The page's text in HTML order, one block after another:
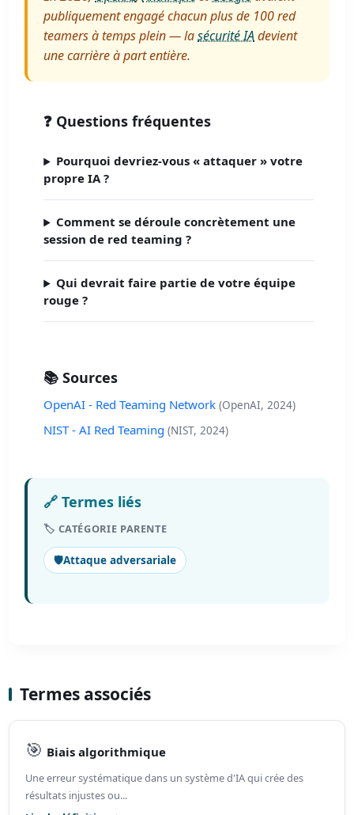
publiquement engagé chacun plus de 100 red
teamers à temps plein — lasécurité IAdevient
une carrière à part entière.
❓ Questions fréquentes
Pourquoi devriez-vous « attaquer » votre
propre IA ?
Comment se déroule concrètement une
session de red teaming ?
Qui devrait faire partie de votre équipe
rouge ?
📚 Sources
OpenAI - Red Teaming Network (OpenAI, 2024)
NIST - AI Red Teaming (NIST, 2024)
🔗 Termes liés
🏷️ CATÉGORIE PARENTE
🛡️Attaque adversariale
Termes associés
🎯 Biais algorithmique
Une erreur systématique dans un système d'IA qui crée des
résultats injustes ou...